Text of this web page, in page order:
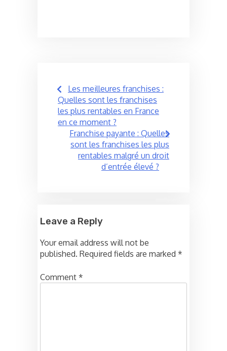
Post
navigation
Les meilleures franchises :
Quelles sont les franchises
les plus rentables en France
en ce moment ?
Franchise payante : Quelles
sont les franchises les plus
rentables malgré un droit
d’entrée élevé ?
Leave a Reply
Your email address will not be
published. Required fields are marked *
Comment *